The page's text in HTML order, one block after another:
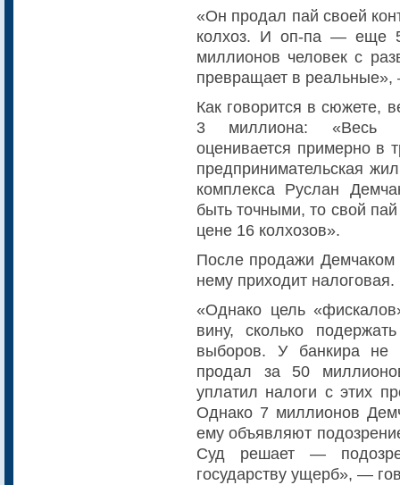
«Он продал пай своей
колхоз. И оп-па — еще
миллионов человек с
превращает в
Как говорится в сюжете,
3 миллиона: «Весь
оценивается примерно в
предпринимательская
комплекса Руслан
быть точными, то свой
цене 16 колхозов».
После продажи Демчаком
нему приходит налоговая.
«Однако цель
вину, сколько
выборов. У банкира не
продал за 50
уплатил налоги с этих
Однако 7 миллионов
ему объявляют
Суд решает —
государству ущерб», —